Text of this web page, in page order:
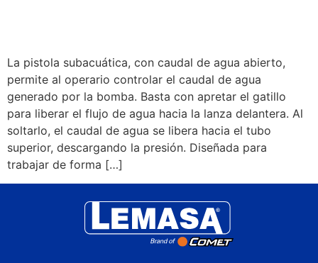
La pistola subacuática, con caudal de agua abierto,
permite al operario controlar el caudal de agua
generado por la bomba. Basta con apretar el gatillo
para liberar el flujo de agua hacia la lanza delantera. Al
soltarlo, el caudal de agua se libera hacia el tubo
superior, descargando la presión. Diseñada para
trabajar de forma […]